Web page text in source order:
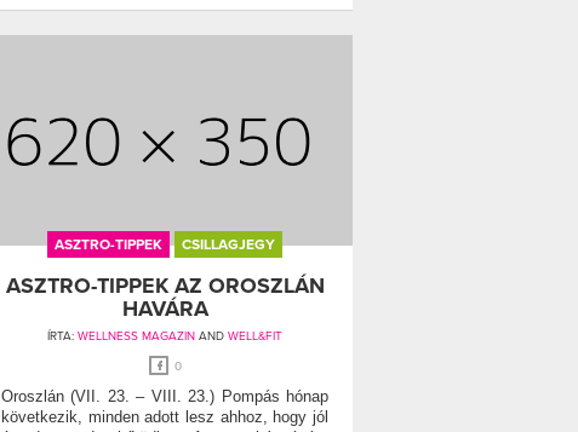
ASZTRO-TIPPEK CSILLAGJEGY
ASZTRO-TIPPEK AZ OROSZLÁN
HAVÁRA
ÍRTA: WELLNESS MAGAZIN AND WELL&FIT
0
Oroszlán (VII. 23. – VIII. 23.) Pompás hónap
következik, minden adott lesz ahhoz, hogy jól